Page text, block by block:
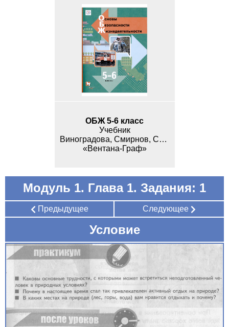
ОБЖ 5-6 класс
Учебник
Виноградова, Смирнов, Сидоренко
«Вентана-Граф»
Модуль 1. Глава 1. Задания: 1
Предыдущее Следующее
Условие